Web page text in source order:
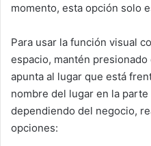
momento, esta opción solo
Para usar la función visual
espacio, mantén
apunta al lugar que está
nombre del lugar en la
dependiendo del negocio,
opciones: